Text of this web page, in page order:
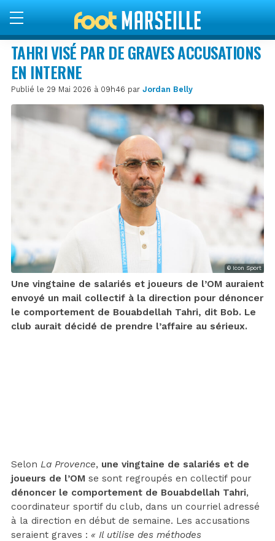
TAHRI VISÉ PAR DE GRAVES ACCUSATIONS
EN INTERNE
Publié le 29 Mai 2026 à 09h46 par Jordan Belly
© Icon Sport
Une vingtaine de salariés et joueurs de l’OM auraient
envoyé un mail collectif à la direction pour dénoncer
le comportement de Bouabdellah Tahri, dit Bob. Le
club aurait décidé de prendre l’affaire au sérieux.
Selon La Provence, une vingtaine de salariés et de
joueurs de l’OM se sont regroupés en collectif pour
dénoncer le comportement de Bouabdellah Tahri,
coordinateur sportif du club, dans un courriel adressé
à la direction en début de semaine. Les accusations
seraient graves : « Il utilise des méthodes